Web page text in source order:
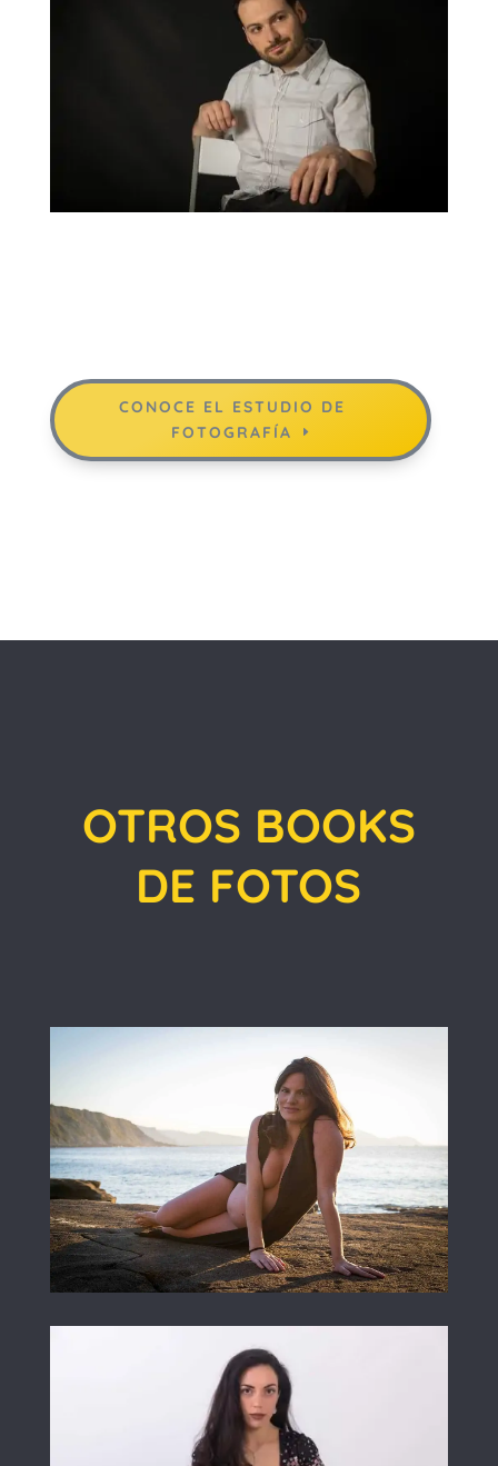
CONOCE EL ESTUDIO DE
FOTOGRAFÍA
OTROS BOOKS
DE FOTOS